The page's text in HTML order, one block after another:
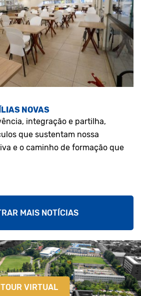
NOVAS
integração e partilha,
que sustentam nossa
e o caminho de formação que
MAIS NOTÍCIAS
TOUR VIRTUAL